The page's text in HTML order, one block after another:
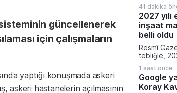
sisteminin güncellenerek
için çalışmaların
yaptığı konuşmada askeri
askeri hastanelerin açılmasının
indirim
İndirim
Tüketim
edilmesi
fiyatlarına
41 dakika
2027
inşaat
belli oldu
Resmî
tebliğle,
normal
belirlendi.
1 saat önce
Google
Koray